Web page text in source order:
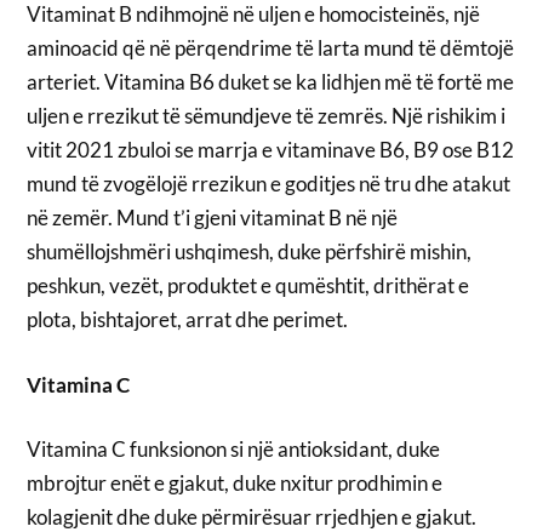
Vitaminat B ndihmojnë në uljen e homocisteinës, një
aminoacid që në përqendrime të larta mund të dëmtojë
arteriet. Vitamina B6 duket se ka lidhjen më të fortë me
uljen e rrezikut të sëmundjeve të zemrës. Një rishikim i
vitit 2021 zbuloi se marrja e vitaminave B6, B9 ose B12
mund të zvogëlojë rrezikun e goditjes në tru dhe atakut
në zemër. Mund t’i gjeni vitaminat B në një
shumëllojshmëri ushqimesh, duke përfshirë mishin,
peshkun, vezët, produktet e qumështit, drithërat e
plota, bishtajoret, arrat dhe perimet.
Vitamina C
Vitamina C funksionon si një antioksidant, duke
mbrojtur enët e gjakut, duke nxitur prodhimin e
kolagjenit dhe duke përmirësuar rrjedhjen e gjakut.